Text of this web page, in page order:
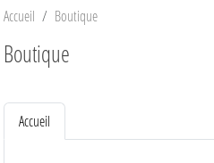
Accueil Boutique
Boutique
Accueil